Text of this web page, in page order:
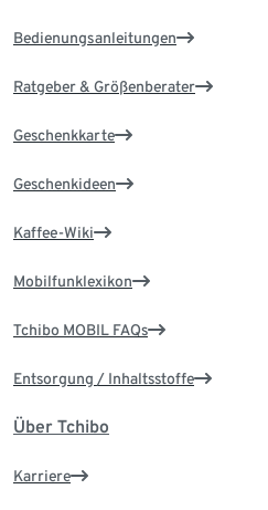
Bedienungsanleitungen
Ratgeber & Größenberater
Geschenkkarte
Geschenkideen
Kaffee-Wiki
Mobilfunklexikon
Tchibo MOBIL FAQs
Entsorgung / Inhaltsstoffe
Über Tchibo
Karriere